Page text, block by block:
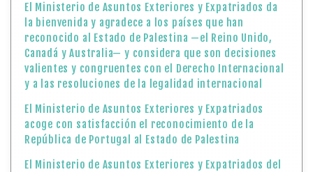
El Ministerio de Asuntos Exteriores y Expatriados da
la bienvenida y agradece a los países que han
reconocido al Estado de Palestina —el Reino Unido,
Canadá y Australia— y considera que son decisiones
valientes y congruentes con el Derecho Internacional
y a las resoluciones de la legalidad internacional
El Ministerio de Asuntos Exteriores y Expatriados
acoge con satisfacción el reconocimiento de la
República de Portugal al Estado de Palestina
El Ministerio de Asuntos Exteriores y Expatriados del